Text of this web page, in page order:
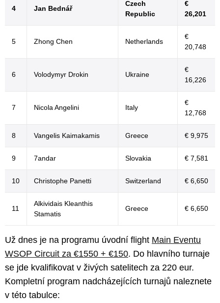
4 Jan Bednář
Czech
Republic
€
26,201
5 Zhong Chen Netherlands
€
20,748
6 Volodymyr Drokin Ukraine
€
16,226
7 Nicola Angelini Italy
€
12,768
8 Vangelis Kaimakamis Greece € 9,975
9 7andar Slovakia € 7,581
10 Christophe Panetti Switzerland € 6,650
11
Alkividais Kleanthis
Stamatis
Greece € 6,650
Už dnes je na programu úvodní flight Main Eventu
WSOP Circuit za €1550 + €150. Do hlavního turnaje
se jde kvalifikovat v živých satelitech za 220 eur.
Kompletní program nadcházejících turnajů naleznete
v této tabulce: